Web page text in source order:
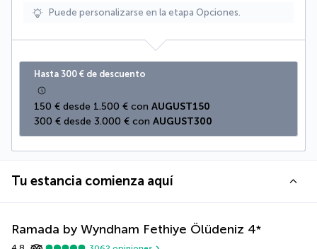
Puede personalizarse en la etapa Opciones.
Hasta 300 € de descuento
150 € desde 1.500 € con AUGUST150
300 € desde 3.000 € con AUGUST300
Tu estancia comienza aquí
Ramada by Wyndham Fethiye Ölüdeniz 4*